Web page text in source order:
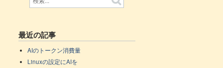
最近の記事
AIのトークン消費量
Linuxの設定にAIを